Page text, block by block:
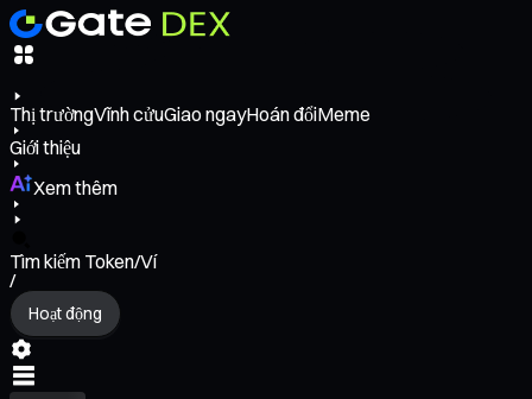
Thị trườngVĩnh cửuGiao ngayHoán đổiMeme
Giới thiệu
Xem thêm
Tìm kiếm Token/Ví
/
Hoạt động